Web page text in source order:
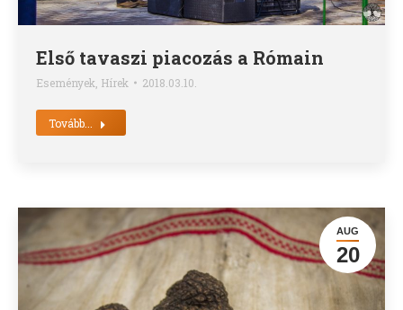
Első tavaszi piacozás a Rómain
Események Hírek 2018.03.10.
Tovább...
AUG
20